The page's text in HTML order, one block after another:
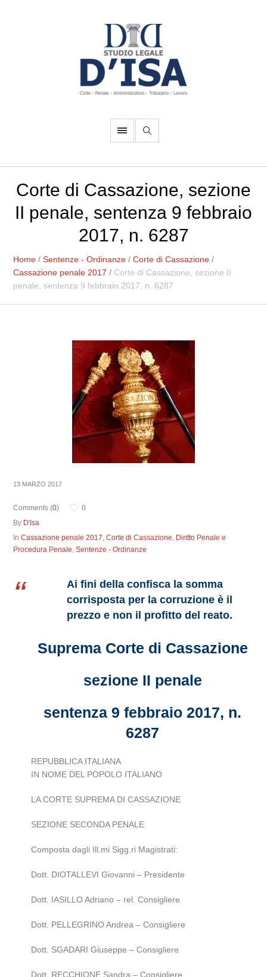
Corte di Cassazione, sezione
II penale, sentenza 9 febbraio
2017, n. 6287
Home /Sentenze - Ordinanze /Corte di Cassazione /
Cassazione penale 2017 / Corte di Cassazione, sezione II
penale, sentenza 9 febbraio 2017, n. 6287
13 MARZO 2017
Comments (0)
0
By D'Isa
InCassazione penale 2017,Corte di Cassazione, Diritto Penale e
Procedura Penale,Sentenze - Ordinanze
Ai fini della confisca la somma
corrisposta per la corruzione è il
prezzo e non il profitto del reato.
Suprema Corte di Cassazione
sezione II penale
sentenza 9 febbraio 2017, n.
6287
REPUBBLICA ITALIANA
IN NOME DEL POPOLO ITALIANO
LA CORTE SUPREMA DI CASSAZIONE
SEZIONE SECONDA PENALE
Composta dagli Ill.mi Sigg.ri Magistrati:
Dott. DIOTALLEVI Giovanni – Presidente
Dott. IASILLO Adriano – rel. Consigliere
Dott. PELLEGRINO Andrea – Consigliere
Dott. SGADARI Giuseppe – Consigliere
Dott. RECCHIONE Sandra – Consigliere